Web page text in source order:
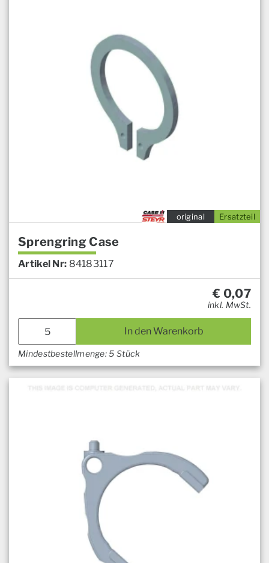
Ersatzteil
original
Sprengring Case
Artikel Nr: 84183117
€ 0,07
inkl. MwSt.
In den Warenkorb
Mindestbestellmenge: 5 Stück